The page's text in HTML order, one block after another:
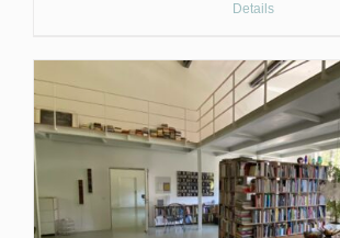
Details